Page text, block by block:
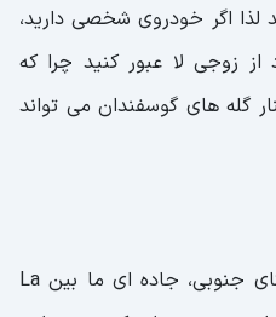
اگر خودروی شخصی دارید،
زوجی لا عبور کنید چرا که
گله های گوسفندان می تواند
در کشور بولیویا واقع در آمریکای جنوبی، جاده ای ما بین La